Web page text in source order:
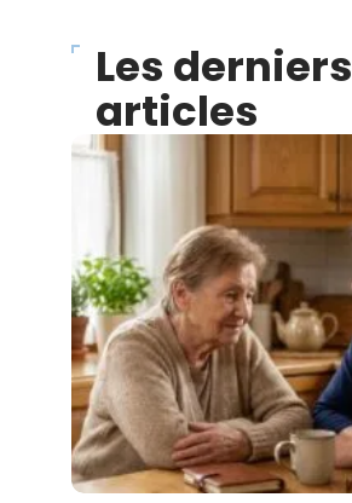
Les derniers
articles